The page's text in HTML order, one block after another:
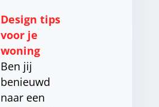
Design tips
voor je
woning
Ben jij
benieuwd
naar een